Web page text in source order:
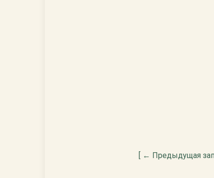
[ ← Предыдущая